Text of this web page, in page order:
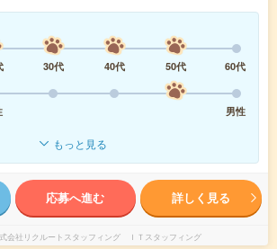
30代 40代 50代
60代
男性
もっと見る
応募へ進む 詳しく見る
会社リクルートスタッフィング ＩＴスタッフィング